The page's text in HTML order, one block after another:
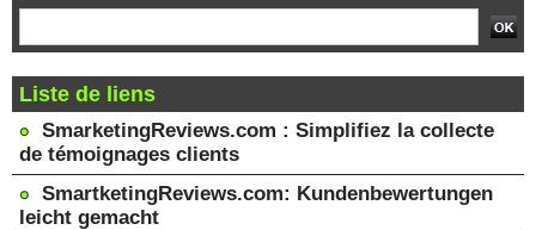
Liste de liens
SmarketingReviews.com : Simplifiez la collecte
de témoignages clients
SmartketingReviews.com: Kundenbewertungen
leicht gemacht